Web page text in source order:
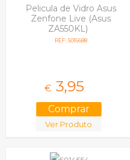
Pelicula de Vidro Asus
Zenfone Live (Asus
ZA550KL)
REF: 5016688
€ 3,95
Ver Produto